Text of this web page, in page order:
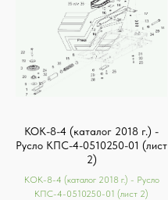
КОК-8-4 (каталог 2018 г.) -
Русло КПС-4-0510250-01 (лист
2)
КОК-8-4 (каталог 2018 г.) - Русло
КПС-4-0510250-01 (лист 2)